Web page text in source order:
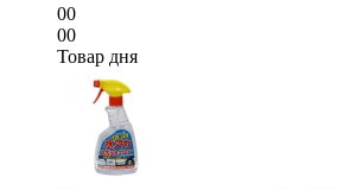
00
00
Товар дня